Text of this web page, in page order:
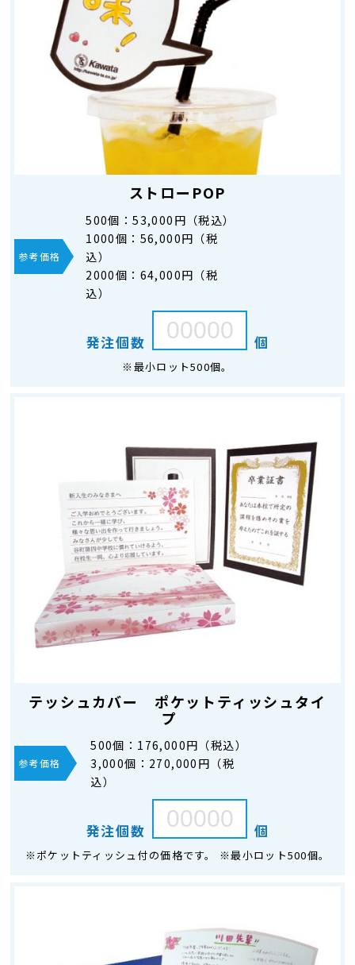
ストローPOP
参考価格
500個：53,000円（税込）
1000個： 56,000円（税
込）
2000個： 64,000円（税
込）
発注個数 個
※最小ロット500個。
テッシュカバー ポケットティッシュタイ
プ
参考価格
500個： 176,000円（税込）
3,000個： 270,000円（税
込）
発注個数 個
※ポケットティッシュ付の価格です。 ※最小ロット500個。